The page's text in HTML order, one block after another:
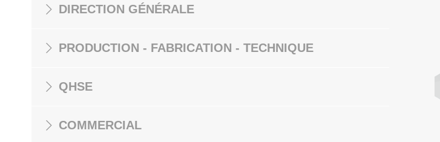
DIRECTION GÉNÉRALE
PRODUCTION - FABRICATION - TECHNIQUE
QHSE
COMMERCIAL